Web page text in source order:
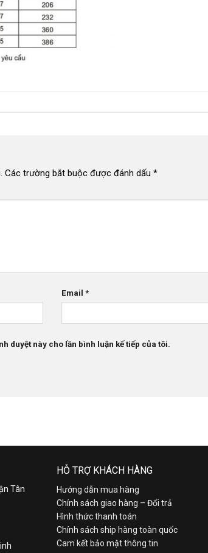
Các trường bắt buộc được đánh dấu *
Email*
duyệt này cho lần bình luận kế tiếp của tôi.
Tân
HỖ TRỢ KHÁCH HÀNG
Hướng dẫn mua hàng
Chính sách giao hàng – Đổi trả
Hình thức thanh toán
Chính sách ship hàng toàn quốc
Cam kết bảo mật thông tin